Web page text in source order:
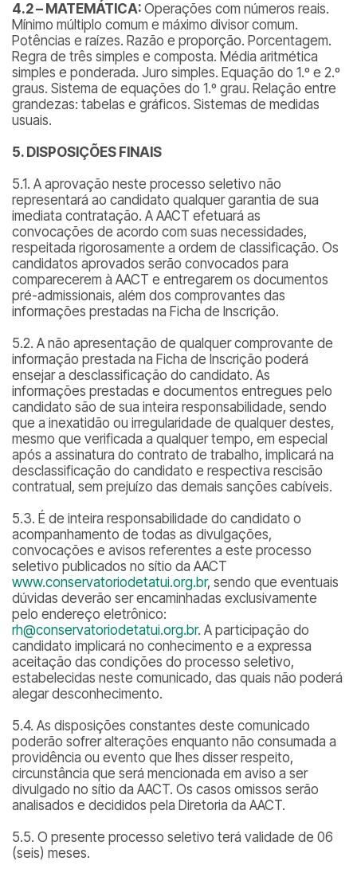
4.2 – MATEMÁTICA: Operações com números reais.
Mínimo múltiplo comum e máximo divisor comum.
Potências e raízes. Razão e proporção. Porcentagem.
Regra de três simples e composta. Média aritmética
simples e ponderada. Juro simples. Equação do 1.º e 2.º
graus. Sistema de equações do 1.º grau. Relação entre
grandezas: tabelas e gráficos. Sistemas de medidas
usuais.
5. DISPOSIÇÕES FINAIS
5.1. A aprovação neste processo seletivo não
representará ao candidato qualquer garantia de sua
imediata contratação. A AACT efetuará as
convocações de acordo com suas necessidades,
respeitada rigorosamente a ordem de classificação. Os
candidatos aprovados serão convocados para
comparecerem à AACT e entregarem os documentos
pré-admissionais, além dos comprovantes das
informações prestadas na Ficha de Inscrição.
5.2. A não apresentação de qualquer comprovante de
informação prestada na Ficha de Inscrição poderá
ensejar a desclassificação do candidato. As
informações prestadas e documentos entregues pelo
candidato são de sua inteira responsabilidade, sendo
que a inexatidão ou irregularidade de qualquer destes,
mesmo que verificada a qualquer tempo, em especial
após a assinatura do contrato de trabalho, implicará na
desclassificação do candidato e respectiva rescisão
contratual, sem prejuízo das demais sanções cabíveis.
5.3. É de inteira responsabilidade do candidato o
acompanhamento de todas as divulgações,
convocações e avisos referentes a este processo
seletivo publicados no sítio da AACT
www.conservatoriodetatui.org.br, sendo que eventuais
dúvidas deverão ser encaminhadas exclusivamente
pelo endereço eletrônico:
rh@conservatoriodetatui.org.br. A participação do
candidato implicará no conhecimento e a expressa
aceitação das condições do processo seletivo,
estabelecidas neste comunicado, das quais não poderá
alegar desconhecimento.
5.4. As disposições constantes deste comunicado
poderão sofrer alterações enquanto não consumada a
providência ou evento que lhes disser respeito,
circunstância que será mencionada em aviso a ser
divulgado no sítio da AACT. Os casos omissos serão
analisados e decididos pela Diretoria da AACT.
5.5. O presente processo seletivo terá validade de 06
(seis) meses.